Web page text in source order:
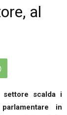
al
scalda i
in